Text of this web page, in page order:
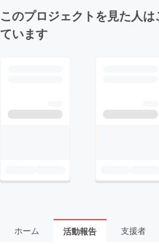
このプロジェクトを見た人
ています
ホーム 活動報告 支援者